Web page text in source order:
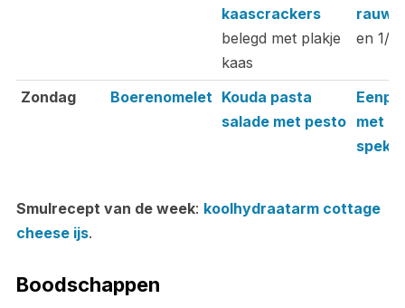
kaascrackers
belegd met plakje
kaas
en 1/2
Zondag Boerenomelet Kouda pasta
salade met pesto
met
Smulrecept van de week: koolhydraatarm cottage
cheese ijs.
Boodschappen